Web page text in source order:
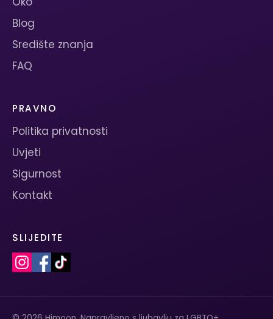
Blog
Središte znanja
FAQ
PRAVNO
Politika privatnosti
Uvjeti
Sigurnost
Kontakt
SLIJEDITE